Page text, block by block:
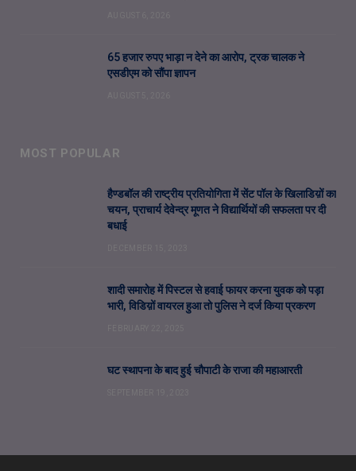
65 हजार रुपए भाड़ा न देने का आरोप, ट्रक चालक ने
एसडीएम को सौंपा ज्ञापन
MOST POPULAR
हैण्डबॉल की राष्ट्रीय प्रतियोगिता में सेंट पॉल के खिलाडिय़ों का
चयन, प्राचार्य देवेन्द्र मूणत ने विद्यार्थियों की सफलता पर दी
बधाई
शादी समारोह में पिस्टल से हवाई फायर करना युवक को पड़ा
भारी, विडिय़ों वायरल हुआ तो पुलिस ने दर्ज किया प्रकरण
घट स्थापना के बाद हुई चौपाटी के राजा की महाआरती